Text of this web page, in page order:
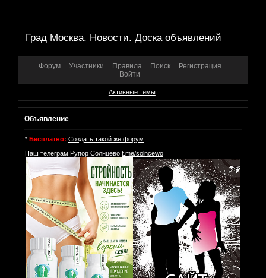
Град Москва. Новости. Доска объявлений
Форум Участники Правила Поиск
Регистрация
Войти
Активные темы
Объявление
* Бесплатно: Создать такой же форум
Наш телеграм Рупор Солнцево t.me/solncewo